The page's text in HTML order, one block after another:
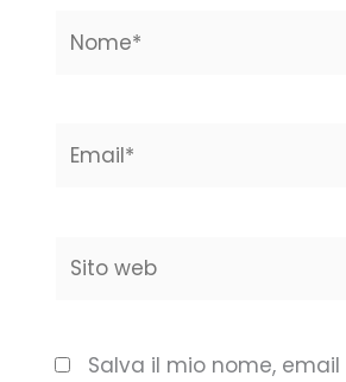
web
Salva il mio nome,